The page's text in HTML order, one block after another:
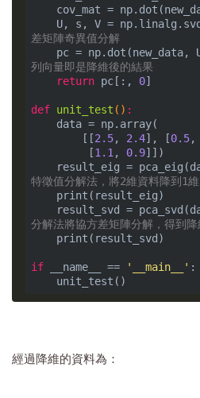
cov_mat =
U, s, V =
差矩陣奇異值分解
pc = np.dot(new_data,
列向量即是降維後的結果
return pc[:, 0]
def unit_test () :
data = np.array(
[[2.5, 2.4], [0.5,
[1.1 , 0.9]])
result_eig =
特徵值分解法，將2維資料降到1維
print(result_eig)
result_svd =
分解法將協方差矩陣分解，得到降
print(result_svd)
if __name__ == '__main__' :
經過降維的資料為：